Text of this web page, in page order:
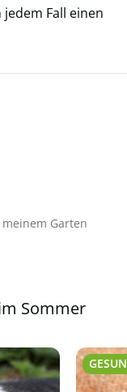
Fall einen
Garten
Sommer